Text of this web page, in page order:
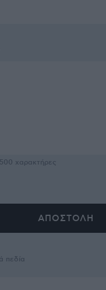
χαρακτήρες
πεδία